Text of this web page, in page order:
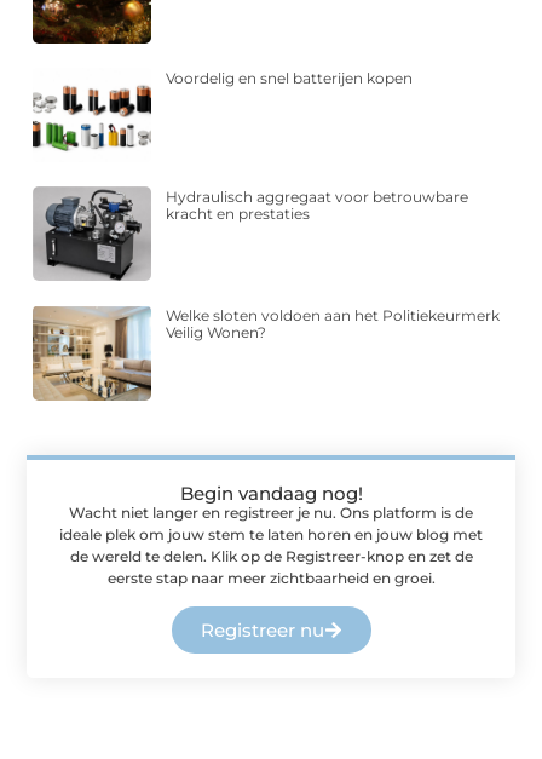
Voordelig en snel batterijen kopen
Hydraulisch aggregaat voor betrouwbare
kracht en prestaties
Welke sloten voldoen aan het Politiekeurmerk
Veilig Wonen?
Begin vandaag nog!
Wacht niet langer en registreer je nu. Ons platform is de
ideale plek om jouw stem te laten horen en jouw blog met
de wereld te delen. Klik op de Registreer-knop en zet de
eerste stap naar meer zichtbaarheid en groei.
Registreer nu